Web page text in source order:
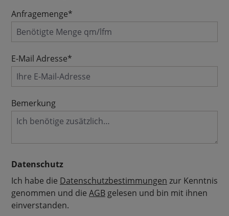
Anfragemenge*
E-Mail Adresse*
Bemerkung
Datenschutz
Ich habe die Datenschutzbestimmungen zur Kenntnis
genommen und die AGBgelesen und bin mit ihnen
einverstanden.